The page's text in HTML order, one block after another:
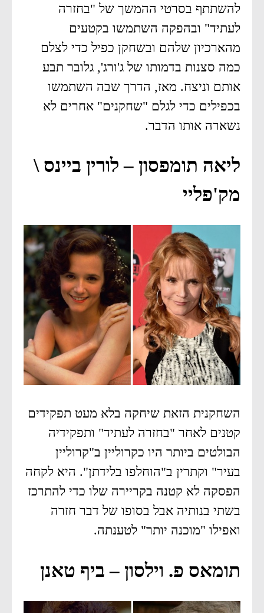
להשתתף בסרטי ההמשך של "בחזרה
לעתיד" ובהפקה השתמשו בקטעים
מהארכיון שלהם ובשחקן כפיל כדי לצלם
כמה סצנות בדמותו של ג'ורג', גלובר תבע
אותם וניצח. מאז, הדרך שבה השתמשו
בכפילים כדי לגלם "שחקנים" אחרים לא
נשארה אותו הדבר.
ליאה תומפסון – לורין ביינס \
מק'פליי
השחקנית הזאת שיחקה בלא מעט תפקידים
קטנים לאחר "בחזרה לעתיד" ותפקידיה
הבולטים ביותר היו כקרוליין ב"קרוליין
בעיר" וקתרין ב"הוחלפו בלידתן". היא לקחה
הפסקה לא קטנה בקריירה שלו כדי להתרכז
בשתי בנותיה אבל בסופו של דבר חזרה
ואפילו "מוכנה יותר" לטענתה.
תומאס פ. וילסון – ביף טאנן